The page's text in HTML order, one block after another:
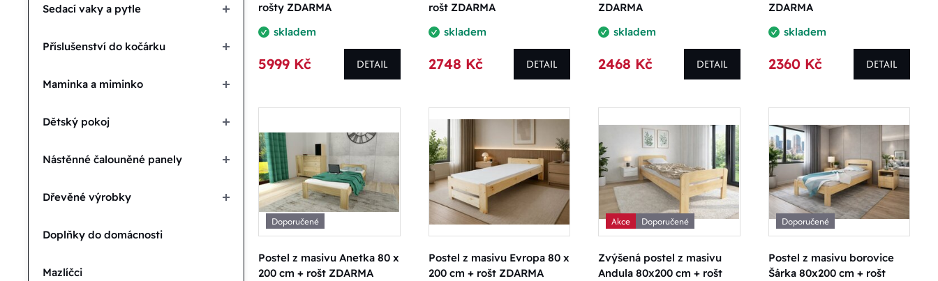
Sedací vaky a pytle
Příslušenství do kočárku
Maminka a miminko
Dětský pokoj
Nástěnné čalouněné panely
Dřevěné výrobky
Doplňky do domácnosti
Mazlíčci
1699.00 Kč
Podle štítku
Novinka
Akce
Doporučujeme
Doprodej
rošty ZDARMA
skladem
5999 Kč DETAIL
rošt ZDARMA
skladem
2748 Kč DETAIL
ZDARMA
skladem
2468 Kč DETAIL
ZDARMA
skladem
2360 Kč DETAIL
Doporučené
Postel z masivu Anetka 80 x
200 cm + rošt ZDARMA
Postel z masivu Evropa 80 x
200 cm + rošt ZDARMA
Akce Doporučené
Zvýšená postel z masivu
Andula 80x200 cm + rošt
Doporučené
Postel z masivu borovice
Šárka 80x200 cm + rošt